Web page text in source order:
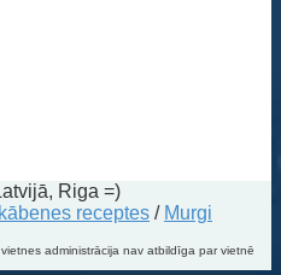
Riga =)
receptes / Murgi
administrācija nav atbildīga par vietnē